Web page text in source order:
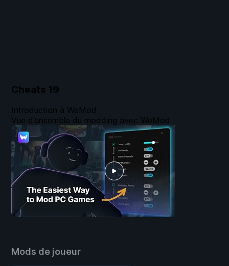
Cheats 19
Mods de joueur
Introduction à WeMod
Vue d’ensemble du modding avec WeMod